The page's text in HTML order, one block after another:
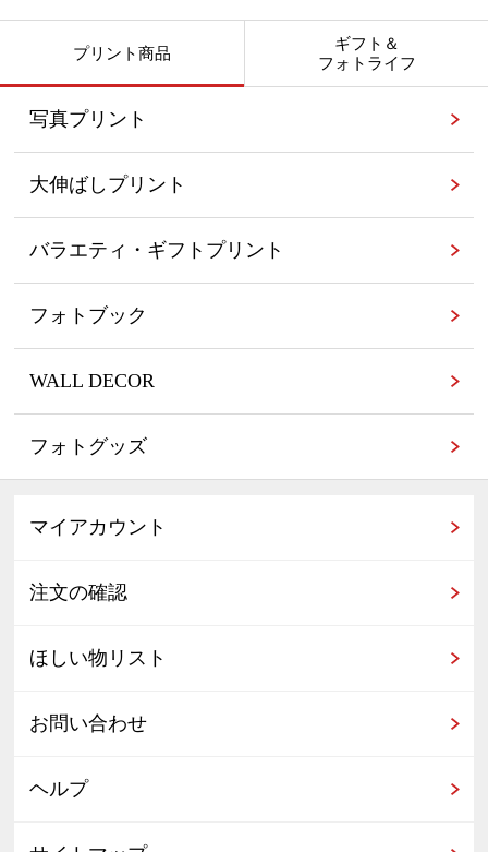
プリント商品
写真プリント
大伸ばしプリント
バラエティ・ギフトプリント
フォトブック
WALL DECOR
フォトグッズ
ギフト＆
フォトライフ
マイアカウント
注文の確認
ほしい物リスト
お問い合わせ
ヘルプ